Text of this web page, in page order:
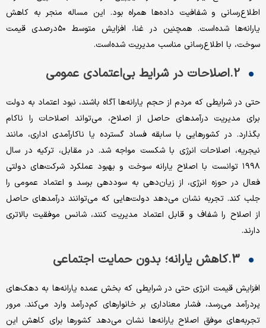
اطلاع‌رسانی و شفافیت داده‌ها همراه بود. این مساله منجر به کاهش
یارانه‌ها شده‌است. همچنین در غنا، افزایش متوسط ۵۰‌درصدی قیمت
سوخت، با اطلاع‌رسانی مناسب مدیریت شده‌است.
2.اصلاحات در شرایط بی‌اعتمادی عمومی
حتی در شرایطی که مردم از حجم یارانه‌ها آگاه باشند، نبود اعتماد به دولت
برای مدیریت درآمدهای حاصل از اصلاح، می‌تواند اصلاحات را ناکام
بگذارد. در کشورهایی با سابقه فساد گسترده یا ناکارآمدی اداری، مانند
نیجریه، اصلاحات انرژی با شکست مواجه شد. در مقابل، ترکیه در سال
۱۹۹۸ توانست با اصلاح یارانه سوخت و بهبود عملکرد شرکت‌های دولتی
فعال در حوزه انرژی، از زیان‌دهی به سوددهی برسد و اعتماد عمومی را
جلب کند. تجربه نشان می‌دهد دولت‌هایی که می‌توانند درآمدهای حاصل
از اصلاح را شفاف و قابل اعتماد مدیریت کنند، شانس موفقیت بالاتری
دارند.
3.کاهش یارانه؛ بدون حمایت اجتماعی
افزایش قیمت انرژی حتی در شرایطی که بخش عمده یارانه‌ها به دهک‌های
پردرآمد می‌رسد، فشار معناداری بر خانوارهای کم‌درآمد وارد می‌کند. مرور
تجربه‌های موفق اصلاح یارانه‌ها نشان می‌دهد کشورها برای کاهش این